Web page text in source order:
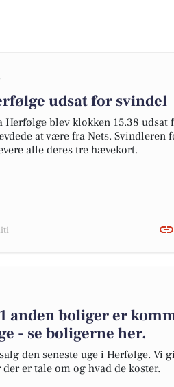
udsat for svindel
Herfølge blev klokken 15.38
at være fra Nets. Svindleren
alle deres tre hævekort.
anden boliger er
- se boligerne her.
den seneste uge i Herfølge. Vi
er tale om og hvad de koster.